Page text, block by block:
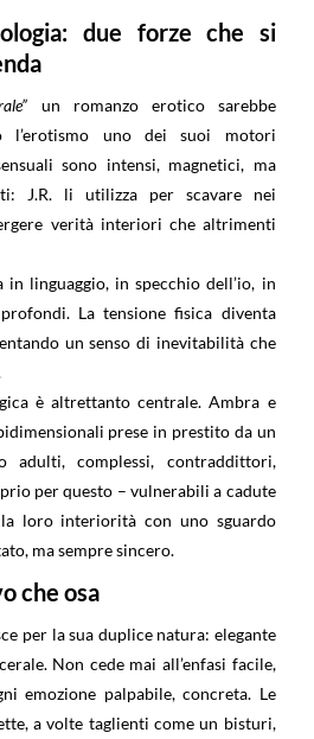
due forze che si
un romanzo erotico sarebbe
l’erotismo uno dei suoi motori
sono intensi, magnetici, ma
J.R. li utilizza per scavare nei
verità interiori che altrimenti
linguaggio, in specchio dell’io, in
La tensione fisica diventa
un senso di inevitabilità che
è altrettanto centrale. Ambra e
prese in prestito da un
adulti, complessi, contraddittori,
per questo – vulnerabili a cadute
la loro interiorità con uno sguardo
ma sempre sincero.
che osa
per la sua duplice natura: elegante
Non cede mai all’enfasi facile,
emozione palpabile, concreta. Le
a volte taglienti come un bisturi,